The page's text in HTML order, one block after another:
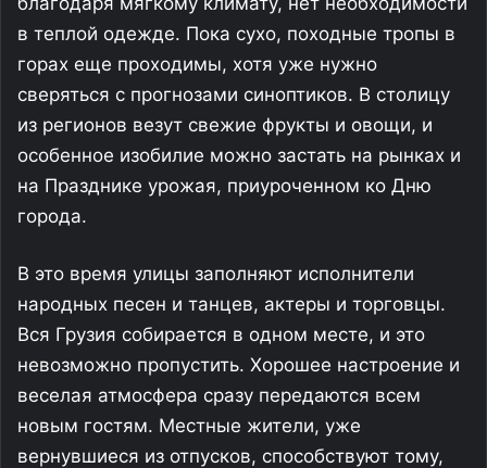
в теплой одежде. Пока сухо, походные тропы в
горах еще проходимы, хотя уже нужно
сверяться с прогнозами синоптиков. В столицу
из регионов везут свежие фрукты и овощи, и
особенное изобилие можно застать на рынках и
на Празднике урожая, приуроченном ко Дню
города.
В это время улицы заполняют исполнители
народных песен и танцев, актеры и торговцы.
Вся Грузия собирается в одном месте, и это
невозможно пропустить. Хорошее настроение и
веселая атмосфера сразу передаются всем
новым гостям. Местные жители, уже
вернувшиеся из отпусков, способствуют тому,